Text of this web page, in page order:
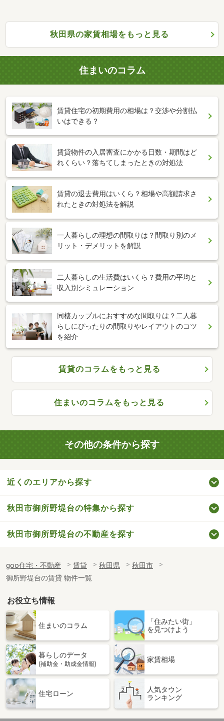
秋田県の家賃相場をもっと見る
住まいのコラム
賃貸住宅の初期費用の相場は？交渉や分割払
いはできる？
賃貸物件の入居審査にかかる日数・期間はど
れくらい？落ちてしまったときの対処法
賃貸の退去費用はいくら？相場や高額請求さ
れたときの対処法を解説
一人暮らしの理想の間取りは？間取り別のメ
リット・デメリットを解説
二人暮らしの生活費はいくら？費用の平均と
収入別シミュレーション
同棲カップルにおすすめな間取りは？二人暮
らしにぴったりの間取りやレイアウトのコツ
を紹介
賃貸のコラムをもっと見る
住まいのコラムをもっと見る
その他の条件から探す
近くのエリアから探す
秋田市御所野堤台の特集から探す
秋田市御所野堤台の不動産を探す
goo住宅・不動産 賃貸 秋田県
秋田市
御所野堤台の賃貸 物件一覧
お役立ち情報
住まいのコラム
「住みたい街」
を見つけよう
暮らしのデータ
(補助金・助成金情報)
家賃相場
住宅ローン
人気タウン
ランキング